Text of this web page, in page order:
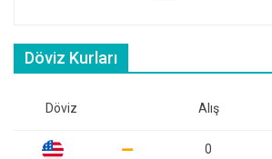
Döviz Kurları
Döviz Alış
0